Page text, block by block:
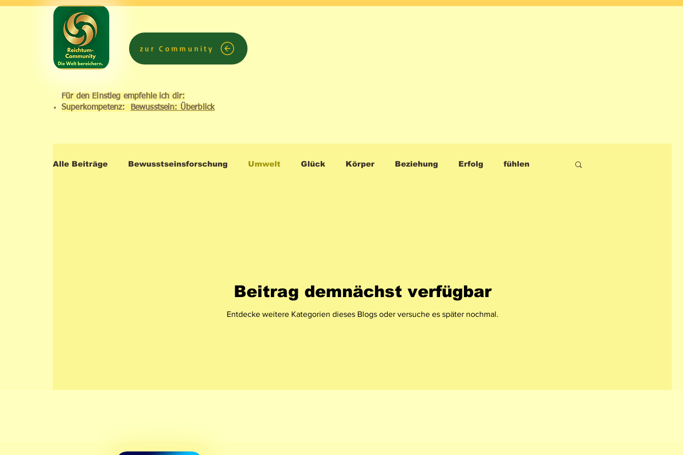
zur Community
Für den Einstieg empfehle ich dir:
Superkompetenz:
Bewusstsein: Überblick
Alle Beiträge Bewusstseinsforschung Umwelt Glück Körper Beziehung Erfolg fühlen
Beitrag demnächst verfügbar
Entdecke weitere Kategorien dieses Blogs oder versuche es später nochmal.